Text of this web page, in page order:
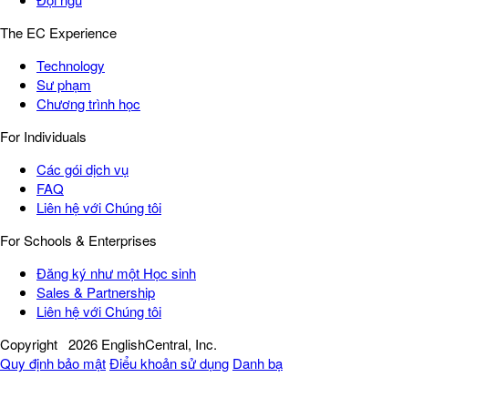
The EC Experience
Technology
Sư phạm
Chương trình học
For Individuals
Các gói dịch vụ
FAQ
Liên hệ với Chúng tôi
For Schools & Enterprises
Đăng ký như một Học sinh
Sales & Partnership
Liên hệ với Chúng tôi
Copyright 2026 EnglishCentral, Inc.
Quy định bảo mậtĐiểu khoản sử dụng Danh bạ